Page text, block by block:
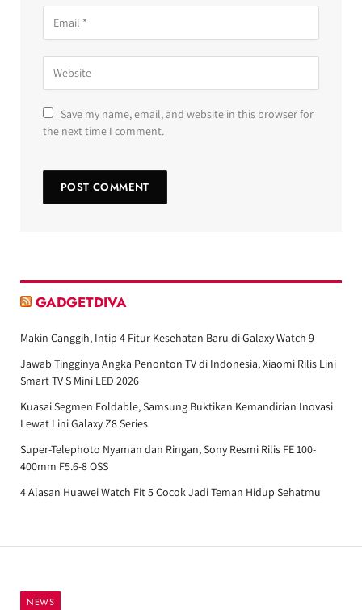
Save my name, email, and website in this browser for
the next time I comment.
GADGETDIVA
Makin Canggih, Intip 4 Fitur Kesehatan Baru di Galaxy Watch 9
Jawab Tingginya Angka Penonton TV di Indonesia, Xiaomi Rilis Lini
Smart TV S Mini LED 2026
Kuasai Segmen Foldable, Samsung Buktikan Kemandirian Inovasi
Lewat Lini Galaxy Z8 Series
Super-Telephoto Nyaman dan Ringan, Sony Resmi Rilis FE 100-
400mm F5.6-8 OSS
4 Alasan Huawei Watch Fit 5 Cocok Jadi Teman Hidup Sehatmu
NEWS